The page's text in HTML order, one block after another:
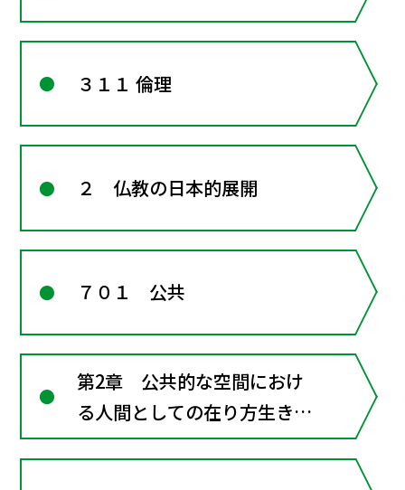
３１１ 倫理
２ 仏教の日本的展開
７０１ 公共
第2章 公共的な空間におけ
る人間としての在り方生き方
―共に生きるための倫理